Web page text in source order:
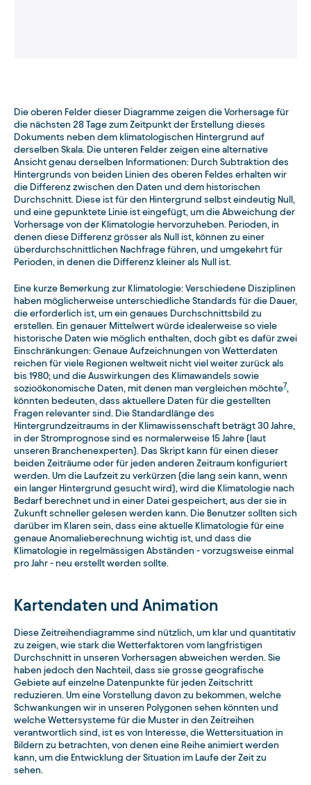
Die oberen Felder dieser Diagramme zeigen die Vorhersage für
die nächsten 28 Tage zum Zeitpunkt der Erstellung dieses
Dokuments neben dem klimatologischen Hintergrund auf
derselben Skala. Die unteren Felder zeigen eine alternative
Ansicht genau derselben Informationen: Durch Subtraktion des
Hintergrunds von beiden Linien des oberen Feldes erhalten wir
die Differenz zwischen den Daten und dem historischen
Durchschnitt. Diese ist für den Hintergrund selbst eindeutig Null,
und eine gepunktete Linie ist eingefügt, um die Abweichung der
Vorhersage von der Klimatologie hervorzuheben. Perioden, in
denen diese Differenz grösser als Null ist, können zu einer
überdurchschnittlichen Nachfrage führen, und umgekehrt für
Perioden, in denen die Differenz kleiner als Null ist.
Eine kurze Bemerkung zur Klimatologie: Verschiedene Disziplinen
haben möglicherweise unterschiedliche Standards für die Dauer,
die erforderlich ist, um ein genaues Durchschnittsbild zu
erstellen. Ein genauer Mittelwert würde idealerweise so viele
historische Daten wie möglich enthalten, doch gibt es dafür zwei
Einschränkungen: Genaue Aufzeichnungen von Wetterdaten
reichen für viele Regionen weltweit nicht viel weiter zurück als
bis 1980; und die Auswirkungen des Klimawandels sowie
sozioökonomische Daten, mit denen man vergleichen möchte7,
könnten bedeuten, dass aktuellere Daten für die gestellten
Fragen relevanter sind. Die Standardlänge des
Hintergrundzeitraums in der Klimawissenschaft beträgt 30 Jahre,
in der Stromprognose sind es normalerweise 15 Jahre (laut
unseren Branchenexperten). Das Skript kann für einen dieser
beiden Zeiträume oder für jeden anderen Zeitraum konfiguriert
werden. Um die Laufzeit zu verkürzen (die lang sein kann, wenn
ein langer Hintergrund gesucht wird), wird die Klimatologie nach
Bedarf berechnet und in einer Datei gespeichert, aus der sie in
Zukunft schneller gelesen werden kann. Die Benutzer sollten sich
darüber im Klaren sein, dass eine aktuelle Klimatologie für eine
genaue Anomalieberechnung wichtig ist, und dass die
Klimatologie in regelmässigen Abständen - vorzugsweise einmal
pro Jahr - neu erstellt werden sollte.
Kartendaten und Animation
Diese Zeitreihendiagramme sind nützlich, um klar und quantitativ
zu zeigen, wie stark die Wetterfaktoren vom langfristigen
Durchschnitt in unseren Vorhersagen abweichen werden. Sie
haben jedoch den Nachteil, dass sie grosse geografische
Gebiete auf einzelne Datenpunkte für jeden Zeitschritt
reduzieren. Um eine Vorstellung davon zu bekommen, welche
Schwankungen wir in unseren Polygonen sehen könnten und
welche Wettersysteme für die Muster in den Zeitreihen
verantwortlich sind, ist es von Interesse, die Wettersituation in
Bildern zu betrachten, von denen eine Reihe animiert werden
kann, um die Entwicklung der Situation im Laufe der Zeit zu
sehen.